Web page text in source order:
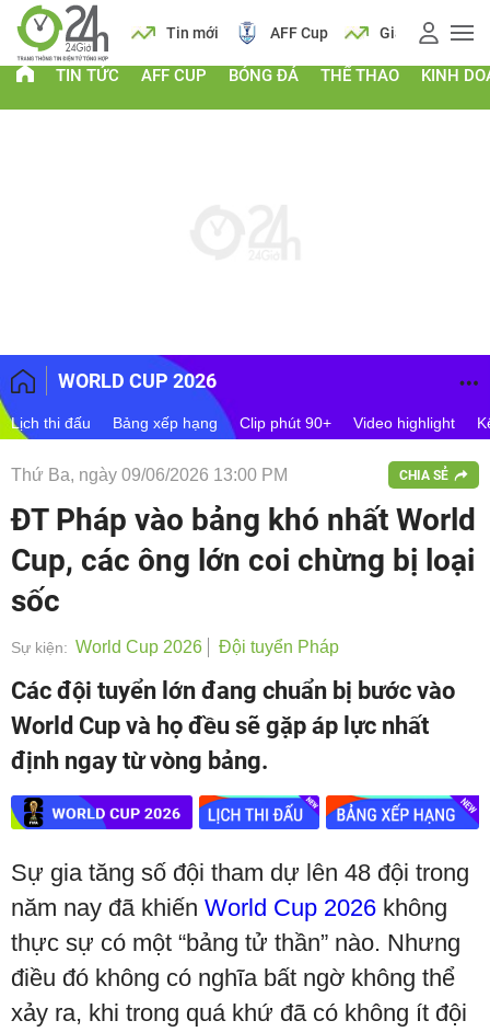
Lịch Tin mới AFF Cup Giá vàng
TIN TỨC AFF CUP BÓNG ĐÁ THỂ THAO KINH
WORLD CUP 2026
Lịch thi đấu Bảng xếp hạng Clip phút 90+ Video highlight
Thứ Ba, ngày 09/06/2026 13:00 PM CHIA SẺ
ĐT Pháp vào bảng khó nhất World
Cup, các ông lớn coi chừng bị loại
sốc
Sự kiện: World Cup 2026 Đội tuyển Pháp
Các đội tuyển lớn đang chuẩn bị bước vào
World Cup và họ đều sẽ gặp áp lực nhất
định ngay từ vòng bảng.
Sự gia tăng số đội tham dự lên 48 đội trong
năm nay đã khiến World Cup 2026 không
thực sự có một “bảng tử thần” nào. Nhưng
điều đó không có nghĩa bất ngờ không thể
xảy ra, khi trong quá khứ đã có không ít đội